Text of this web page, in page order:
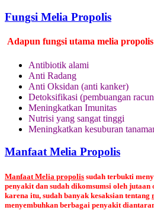
Fungsi Melia Propolis
Adapun fungsi utama melia
Antibiotik alami
Anti Radang
Anti Oksidan (anti kanker)
Detoksifikasi (pembuangan
Meningkatkan Imunitas
Nutrisi yang sangat tinggi
Meningkatkan kesuburan
Manfaat Melia Propolis
Manfaat Melia propolis sudah terbukti
penyakit dan sudah dikomsumsi oleh
karena itu, sudah banyak kesaksian tentang
menyembuhkan berbagai penyakit